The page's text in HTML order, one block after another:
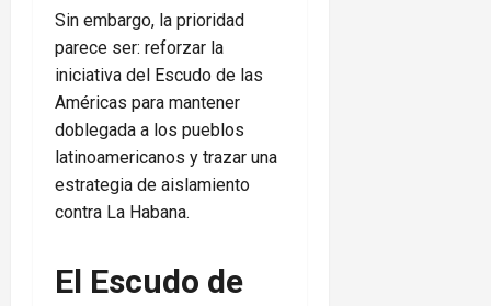
Sin embargo, la prioridad
parece ser: reforzar la
iniciativa del Escudo de las
Américas para mantener
doblegada a los pueblos
latinoamericanos y trazar una
estrategia de aislamiento
contra La Habana.
El Escudo de